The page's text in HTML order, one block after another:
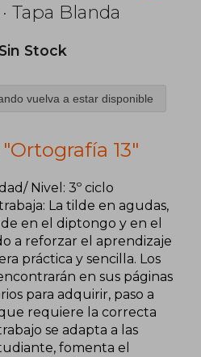
· Tapa Blanda
Sin Stock
vuelva a estar disponible
13"
Nivel: 3º ciclo
La tilde en agudas,
en el diptongo y en el
a reforzar el aprendizaje
práctica y sencilla. Los
en sus páginas
para adquirir, paso a
requiere la correcta
se adapta a las
fomenta el